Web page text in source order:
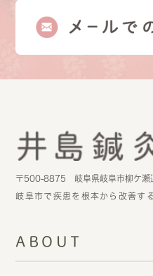
〒500-8875 岐阜県岐阜市柳ケ瀬
岐阜市で疾患を根本から改善す
ABOUT